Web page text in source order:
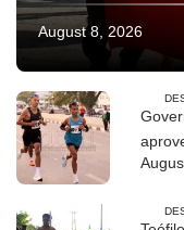
August 8, 2026